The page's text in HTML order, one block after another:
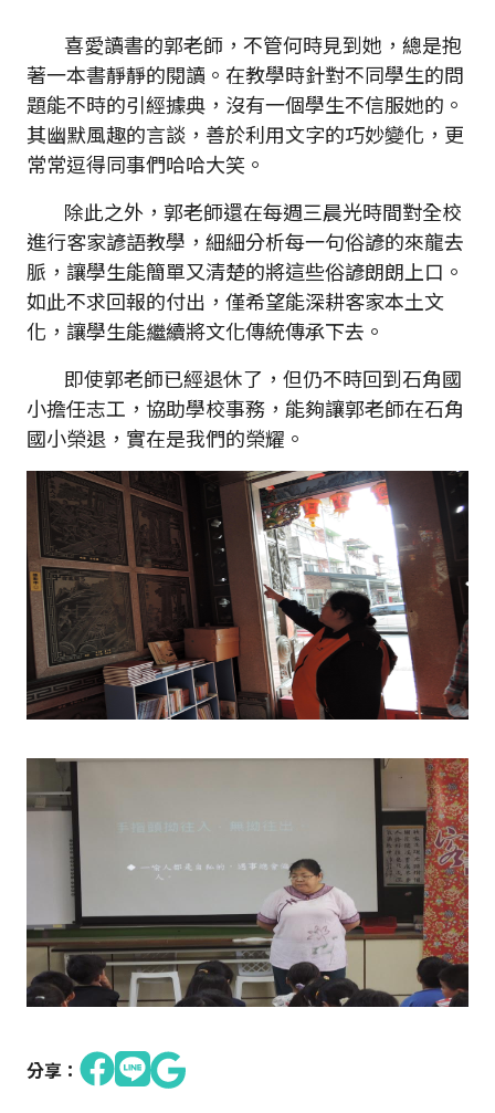
喜愛讀書的郭老師，不管何時見到她，總是抱
著一本書靜靜的閱讀。在教學時針對不同學生的問
題能不時的引經據典，沒有一個學生不信服她的。
其幽默風趣的言談，善於利用文字的巧妙變化，更
常常逗得同事們哈哈大笑。
除此之外，郭老師還在每週三晨光時間對全校
進行客家諺語教學，細細分析每一句俗諺的來龍去
脈，讓學生能簡單又清楚的將這些俗諺朗朗上口。
如此不求回報的付出，僅希望能深耕客家本土文
化，讓學生能繼續將文化傳統傳承下去。
即使郭老師已經退休了，但仍不時回到石角國
小擔任志工，協助學校事務，能夠讓郭老師在石角
國小榮退，實在是我們的榮耀。
分享：